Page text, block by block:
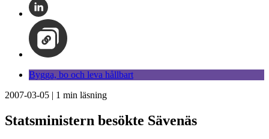
Bygga, bo och leva hållbart
2007-03-05 | 1 min läsning
Statsministern besökte Sävenäs